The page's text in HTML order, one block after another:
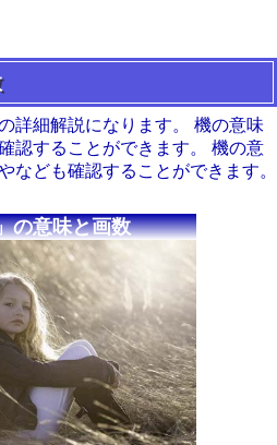
詳細解説になります。 機の意味
認することができます。 機の意
なども確認することができます。
の意味と画数